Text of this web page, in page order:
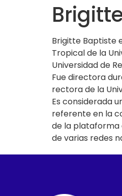
Brigitte Baptiste
Tropical de la
Universidad de
Fue directora
rectora de la
Es considerada
referente en la
de la plataforma
de varias redes